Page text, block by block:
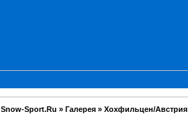
Snow-Sport.Ru » Галерея » Хохфильцен/Австрия